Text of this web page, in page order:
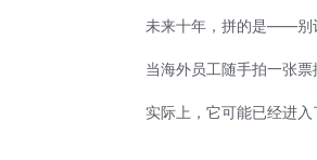
未来十年，拼的是——别
当海外员工随手拍一张票
实际上，它可能已经进入